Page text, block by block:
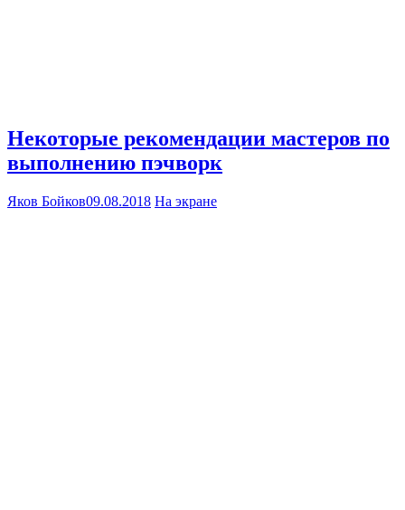
Некоторые рекомендации мастеров по
выполнению пэчворк
Яков Бойков09.08.2018 На экране